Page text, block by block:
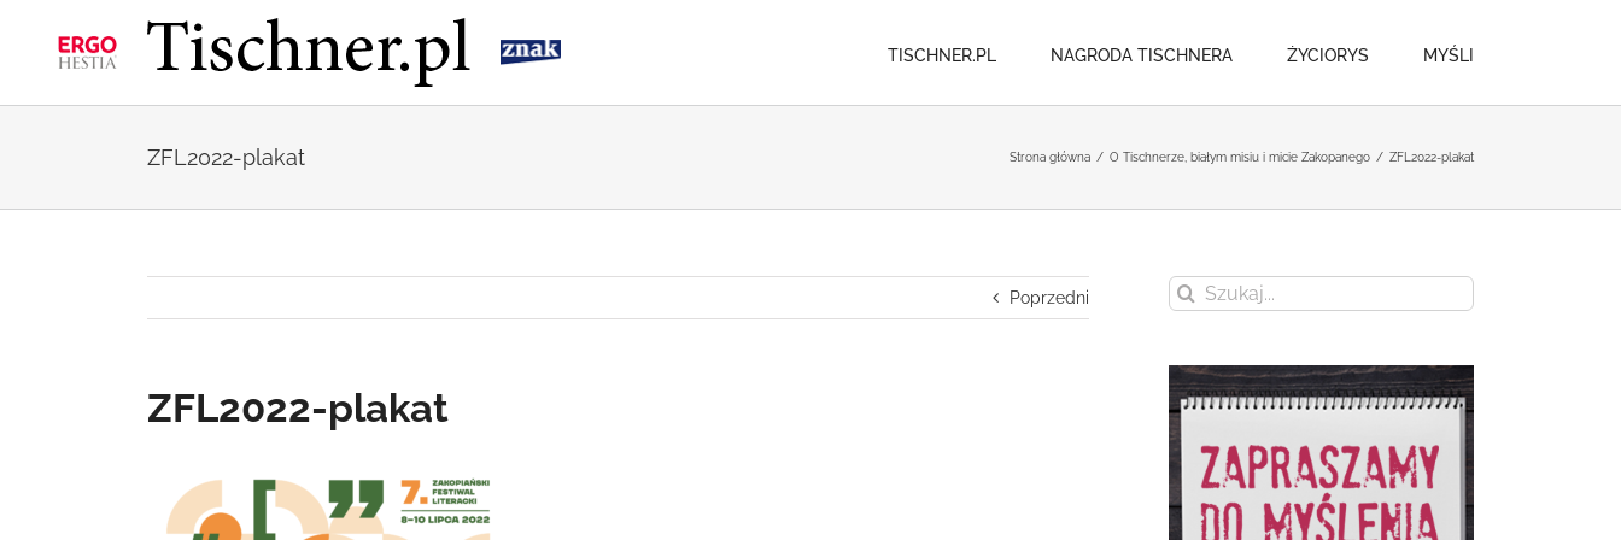
zawartości
TISCHNER.PL NAGRODA TISCHNERA ŻYCIORYS MYŚLI
ZFL2022-plakat Strona główna / O Tischnerze, białym misiu i micie Zakopanego / ZFL2022-plakat
Poprzedni
ZFL2022-plakat
Szukaj